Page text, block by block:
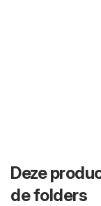
Deze
de folders